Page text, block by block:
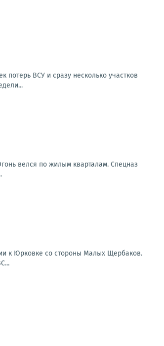
потерь ВСУ и сразу несколько участков
велся по жилым кварталам. Спецназ
к Юрковке со стороны Малых Щербаков.